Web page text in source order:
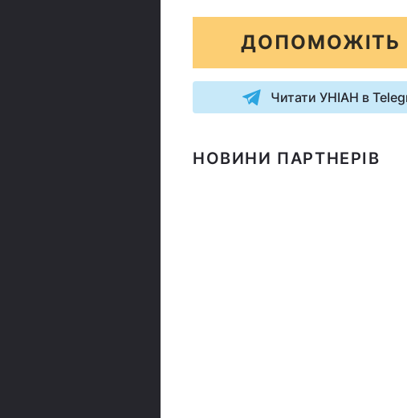
ДОПОМОЖІТЬ
Читати УНІАН в
НОВИНИ ПАРТНЕРІВ